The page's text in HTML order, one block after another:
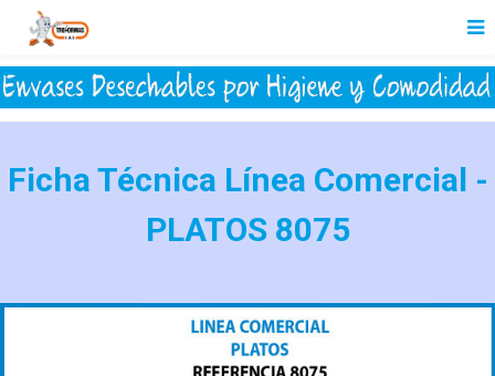
Ficha Técnica Línea Comercial -
PLATOS 8075